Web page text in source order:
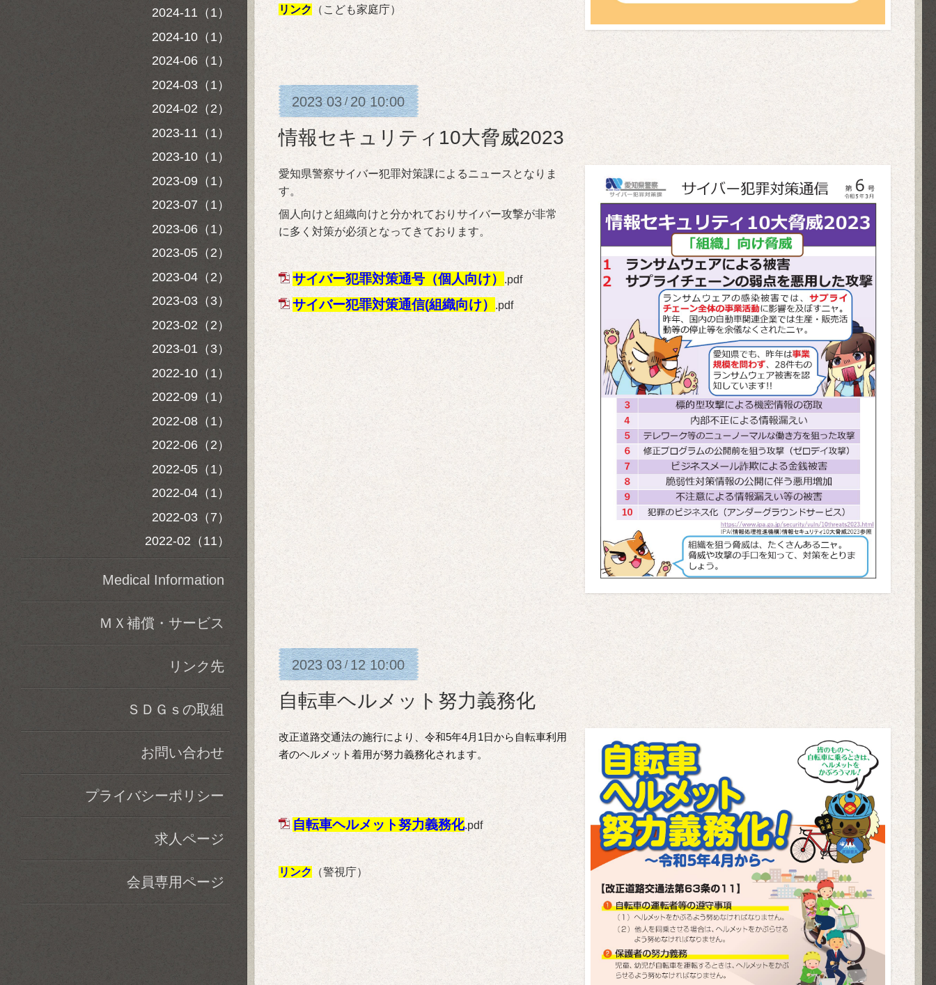
リンク （こども家庭庁）
2023 03/ 20 10:00
情報セキュリティ10大脅威2023
愛知県警察サイバー犯罪対策課によるニュースとなりま
す。
個人向けと組織向けと分かれておりサイバー攻撃が非常
に多く対策が必須となってきております。
サイバー犯罪対策通号（個人向け） .pdf
サイバー犯罪対策通信(組織向け） .pdf
2023 03/ 12 10:00
自転車ヘルメット努力義務化
改正道路交通法の施行により、令和5年4月1日から自転車利用
者のヘルメット着用が努力義務化されます。
自転車ヘルメット努力義務化.pdf
リンク （警視庁）
2024-11（1）
2024-10（1）
2024-06（1）
2024-03（1）
2024-02（2）
2023-11（1）
2023-10（1）
2023-09（1）
2023-07（1）
2023-06（1）
2023-05（2）
2023-04（2）
2023-03（3）
2023-02（2）
2023-01（3）
2022-10（1）
2022-09（1）
2022-08（1）
2022-06（2）
2022-05（1）
2022-04（1）
2022-03（7）
2022-02（11）
Medical Information
ＭＸ補償・サービス
リンク先
ＳＤＧｓの取組
お問い合わせ
プライバシーポリシー
求人ページ
会員専用ページ